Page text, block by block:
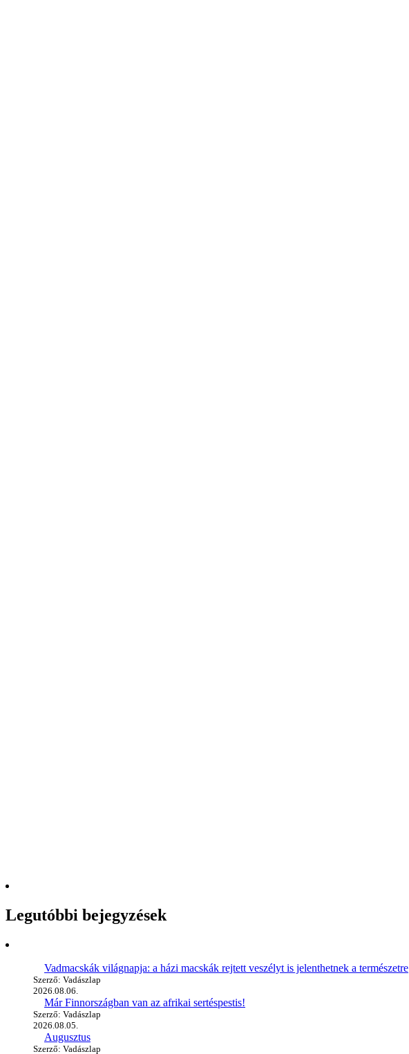
Legutóbbi bejegyzések
Vadmacskák világnapja: a házi macskák rejtett veszélyt is jelenthetnek a természetre
Szerző: Vadászlap
2026.08.06.
Már Finnországban van az afrikai sertéspestis!
Szerző: Vadászlap
2026.08.05.
Augusztus
Szerző: Vadászlap